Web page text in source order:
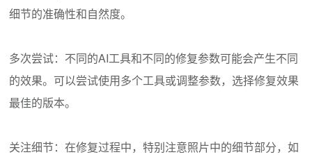
细节的准确性和自然度。
多次尝试：不同的AI工具和不同的修复参数可能会产生不同
的效果。可以尝试使用多个工具或调整参数，选择修复效果
最佳的版本。
关注细节：在修复过程中，特别注意照片中的细节部分，如